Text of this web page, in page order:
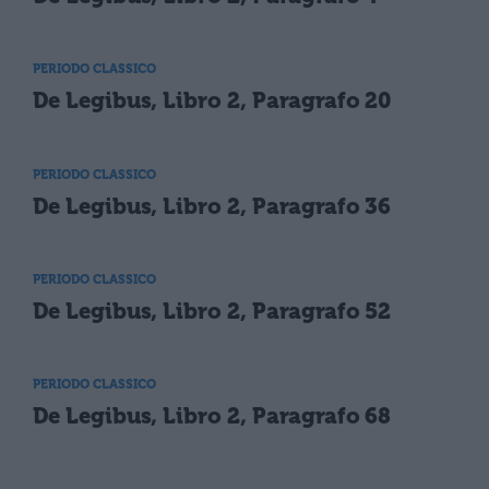
PERIODO CLASSICO
De Legibus, Libro 2, Paragrafo 20
PERIODO CLASSICO
De Legibus, Libro 2, Paragrafo 36
PERIODO CLASSICO
De Legibus, Libro 2, Paragrafo 52
PERIODO CLASSICO
De Legibus, Libro 2, Paragrafo 68